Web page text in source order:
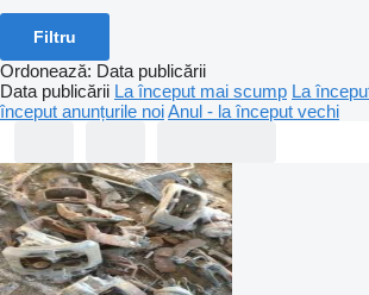
Filtru
Ordonează: Data publicării
Data publicării La început mai scump La
început anunțurile noiAnul - la început vechi